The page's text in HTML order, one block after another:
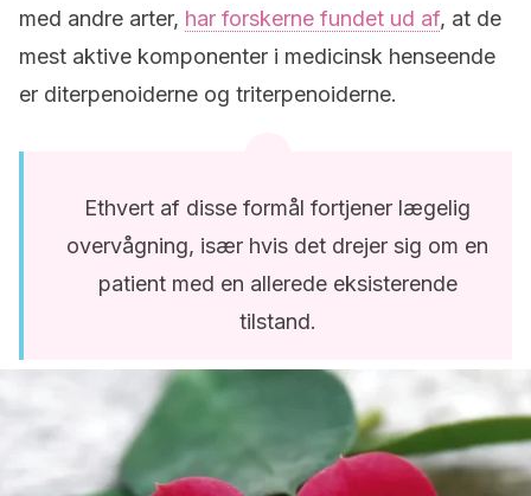
med andre arter, har forskerne fundet ud af, at de
mest aktive komponenter i medicinsk henseende
er diterpenoiderne og triterpenoiderne.
Ethvert af disse formål fortjener lægelig
overvågning, især hvis det drejer sig om en
patient med en allerede eksisterende
tilstand.